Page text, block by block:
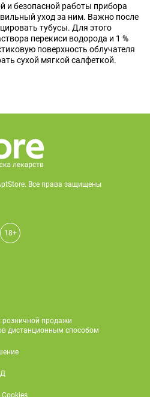
и безопасной работы прибора
уход за ним. Важно после
тубусы. Для этого
перекиси водорода и 1 %
поверхность облучателя
сухой мягкой салфеткой.
Все права защищены
18+
продажи
дистанционным способом